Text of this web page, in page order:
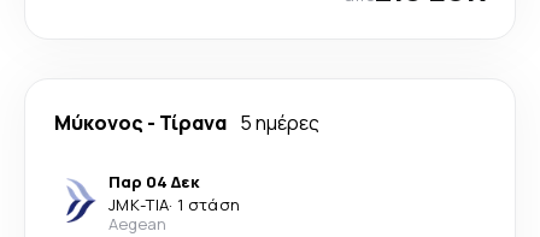
Μύκονος - Τίρανα 5 ημέρες
Παρ 04 Δεκ
JMK-TIA· 1 στάση
Aegean